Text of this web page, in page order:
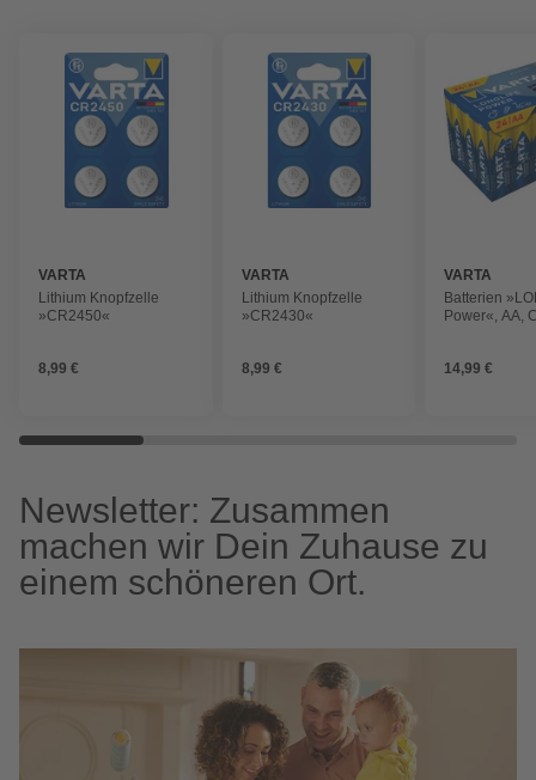
VARTA
Lithium Knopfzelle
»CR2450«
8,99 €
VARTA
Lithium Knopfzelle
»CR2430«
8,99 €
VARTA
Batterien
Power«, AA,
14,99 €
Newsletter: Zusammen
machen wir Dein Zuhause zu
einem schöneren Ort.